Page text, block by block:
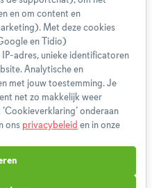
en om content en
Met deze cookies
en Tidio)
adres, unieke identificatoren
Analytische en
met jouw toestemming. Je
net zo makkelijk weer
onderaan
ons privacybeleid en in onze